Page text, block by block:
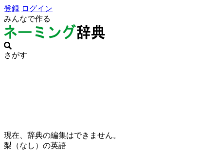
登録 ログイン
みんなで作る
さがす
現在、辞典の編集はできません。
梨（なし）の英語